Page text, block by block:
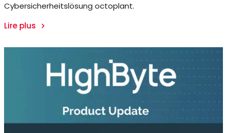
Cybersicherheitslösung octoplant.
Lire plus